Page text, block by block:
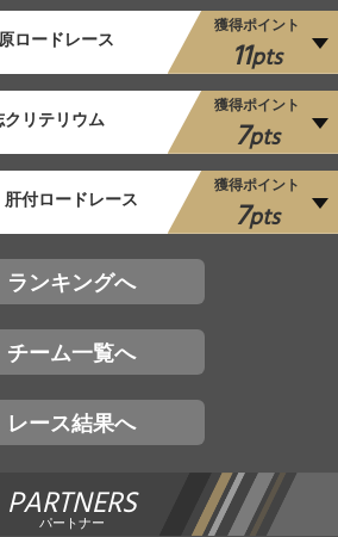
ロードレース
獲得ポイント
11pts
リテリウム
獲得ポイント
7pts
付ロードレース
獲得ポイント
7pts
ランキングへ
チーム一覧へ
レース結果へ
PARTNERS
パートナー